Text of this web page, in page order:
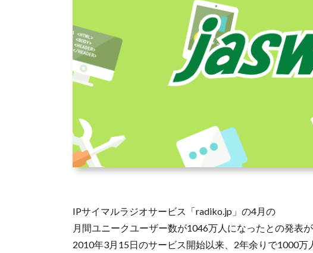
IPサイマルラジオサービス「radiko.jp」の4月の
月間ユニークユーザー数が1046万人になったとの発表が
2010年3月15日のサービス開始以来、2年余りで1000万